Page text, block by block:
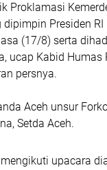
Proklamasi
Presiden
(17/8) serta
ucap Kabid Humas
persnya.
Aceh unsur
Setda Aceh.
upacara